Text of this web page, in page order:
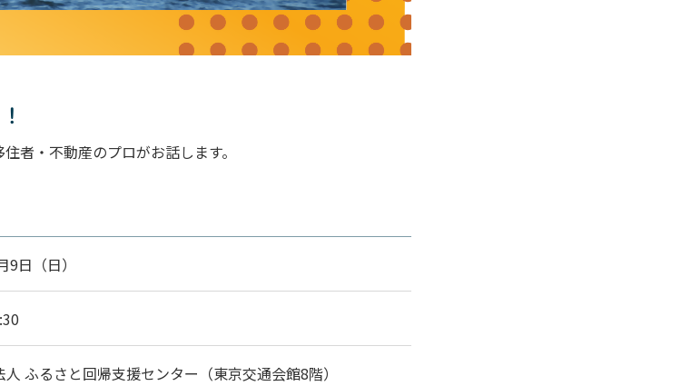
者・不動産のプロがお話します。
日（日）
ふるさと回帰支援センター（東京交通会館8階）